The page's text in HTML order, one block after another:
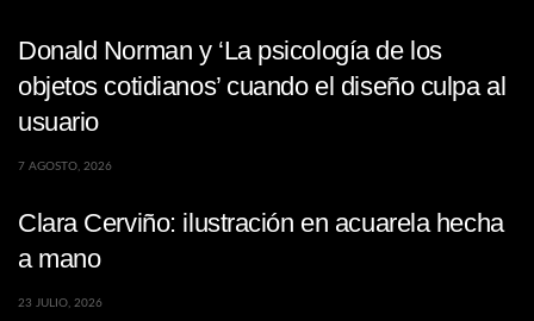
Donald Norman y ‘La psicología de los
objetos cotidianos’ cuando el diseño culpa al
usuario
7 AGOSTO, 2026
Clara Cerviño: ilustración en acuarela hecha
a mano
23 JULIO, 2026